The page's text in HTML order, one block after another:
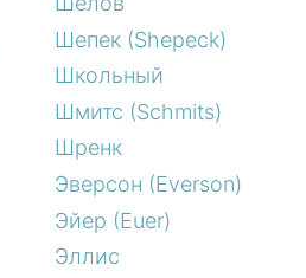
Шепек (Shepeck)
Школьный
Шмитс (Schmits)
Шренк
Эверсон (Everson)
Эйер (Euer)
Эллис